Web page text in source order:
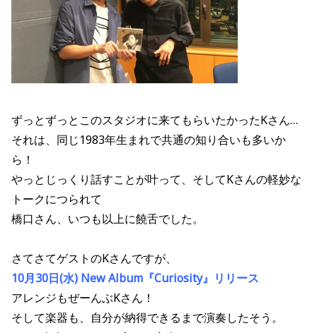
ずっとずっとこのスタジオに来てもらいたかったKさん…
それは、同じ1983年生まれで共通の知り合いも多いか
ら！
やっとじっくり話すことが叶って、そしてKさんの軽妙な
トークにつられて
橋口さん、いつも以上に饒舌でした。
さてさてゲストのKさんですが、
10月30日(水) New Album『Curiosity』リリース
アレンジもぜーんぶKさん！
そして楽器も、自分が納得できるまで演奏したそう。